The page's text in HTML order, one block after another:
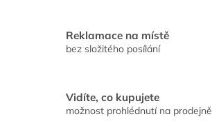
Reklamace na místě
bez složitého posílání
Vidíte, co kupujete
možnost prohlédnutí na prodejně